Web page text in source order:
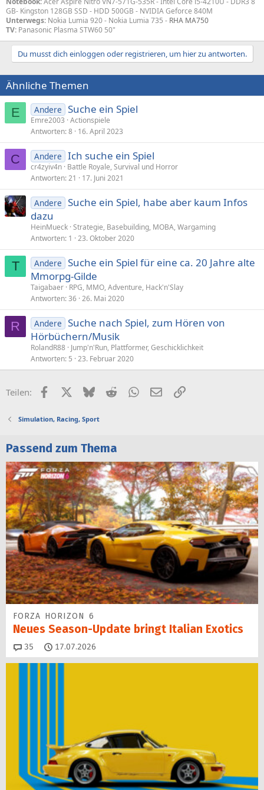
GB- Kingston 128GB SSD - HDD 500GB - NVIDIA Geforce 840M
Unterwegs: Nokia Lumia 920 - Nokia Lumia 735 - RHA MA750
TV: Panasonic Plasma STW60 50"
Du musst dich einloggen oder registrieren, um hier zu antworten.
Ähnliche Themen
E Andere Suche ein Spiel
Emre2003 Actionspiele
Antworten 8 16. April 2023
C Andere Ich suche ein Spiel
cr4zyiv4n Battle Royale, Survival und Horror
Antworten 21 17. Juni 2021
Andere Suche ein Spiel, habe aber kaum Infos
dazu
HeinMueck Strategie, Basebuilding, MOBA, Wargaming
Antworten 1 23. Oktober 2020
T Andere Suche ein Spiel für eine ca. 20 Jahre alte
Mmorpg-Gilde
Taigabaer RPG, MMO, Adventure, Hack'n'Slay
Antworten 36 26. Mai 2020
R Andere Suche nach Spiel, zum Hören von
Hörbüchern/Musik
RolandR88 Jump'n'Run, Plattformer, Geschicklichkeit
Antworten 5 23. Februar 2020
Teilen: FacebookX (Twitter)
BlueskyRedditWhatsApp
E-MailLink
Simulation, Racing, Sport
Passend zum Thema
FORZA HORIZON 6
Neues Season-Update bringt Italian Exotics
35 Kommentare
17.07.2026